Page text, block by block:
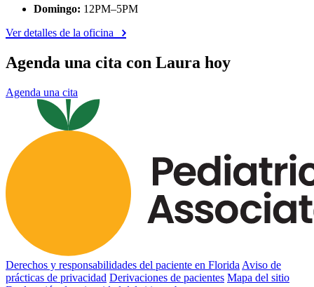
Domingo: 12PM–5PM
Ver detalles de la oficina
Agenda una cita con Laura hoy
Agenda una cita
Derechos y responsabilidades del paciente en Florida Aviso de
prácticas de privacidad Derivaciones de pacientes Mapa del sitio